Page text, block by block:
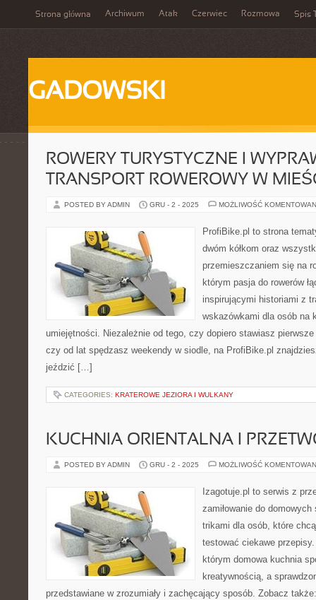
Strona główna Archiwum Atak Czerwiec Rozmowa Spis
GADOWSKI
ROWERY TURYSTYCZNE I
TRANSPORT ROWEROWY W
POSTED BY ADMIN GRU - 2 - 2025 MOŻLIWOŚĆ
ProfiBike.pl to strona
dwóm kółkom oraz
przemieszczaniem się na
którym pasja do rowerów
inspirującymi historiami z
wskazówkami dla osób na
umiejętności. Niezależnie od tego, czy dopiero stawiasz
czy od lat spędzasz weekendy w siodle, na ProfiBike.pl
jeździć […]
CATEGORIES: KRATEROWE JEZIORA I WULKANY
KUCHNIA ORIENTALNA I
POSTED BY ADMIN GRU - 2 - 2025 MOŻLIWOŚĆ
Izagotuje.pl to serwis z
zamiłowanie do
trikami dla osób, które
testować ciekawe
którym domowa kuchnia
kreatywnością, a
przedstawiane w zrozumiały i zachęcający sposób. Zobacz